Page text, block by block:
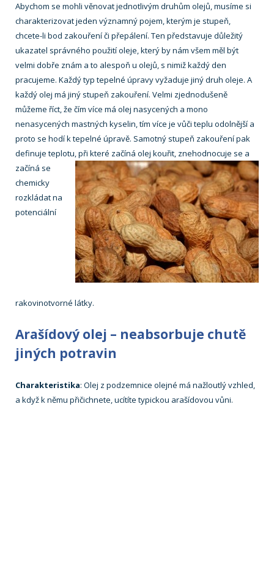
Abychom se mohli věnovat jednotlivým druhům olejů, musíme si
charakterizovat jeden významný pojem, kterým je stupeň,
chcete-li bod zakouření či přepálení. Ten představuje důležitý
ukazatel správného použití oleje, který by nám všem měl být
velmi dobře znám a to alespoň u olejů, s nimiž každý den
pracujeme. Každý typ tepelné úpravy vyžaduje jiný druh oleje. A
každý olej má jiný stupeň zakouření. Velmi zjednodušeně
můžeme říct, že čím více má olej nasycených a mono
nenasycených mastných kyselin, tím více je vůči teplu odolnější a
proto se hodí k tepelné úpravě. Samotný stupeň zakouření pak
definuje teplotu, při které začíná olej kouřit, znehodnocuje se a
začíná se
chemicky
rozkládat na
potenciální
rakovinotvorné látky.
Arašídový olej – neabsorbuje chutě
jiných potravin
Charakteristika: Olej z podzemnice olejné má nažloutlý vzhled,
a když k němu přičichnete, ucítíte typickou arašídovou vůni.